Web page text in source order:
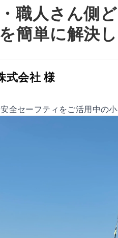
職人さん側
簡単に解決
式会社 様
全セーフティをご活用中の小